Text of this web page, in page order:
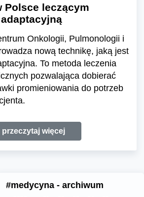
Polsce leczącym
Onkologii, Pulmonologii i
nową technikę, jaką jest
To metoda leczenia
pozwalająca dobierać
promieniowania do potrzeb
przeczytaj więcej
#medycyna - archiwum